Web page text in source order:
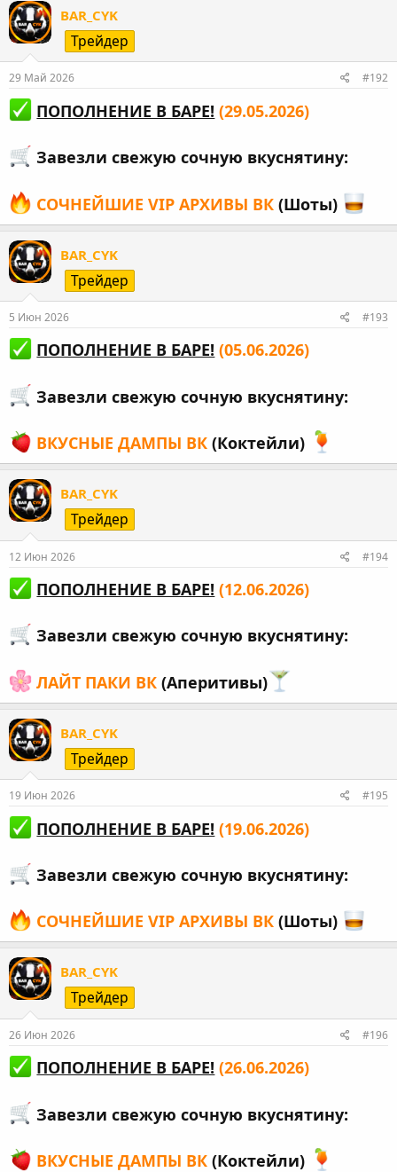
BAR_CYK
Трейдер
29 Май 2026 #192
ПОПОЛНЕНИЕ В БАРЕ! (29.05.2026)
Завезли свежую сочную вкуснятину:
СОЧНЕЙШИЕ VIP АРХИВЫ ВК (Шоты)
BAR_CYK
Трейдер
5 Июн 2026 #193
ПОПОЛНЕНИЕ В БАРЕ! (05.06.2026)
Завезли свежую сочную вкуснятину:
ВКУСНЫЕ ДАМПЫ ВК (Коктейли)
BAR_CYK
Трейдер
12 Июн 2026 #194
ПОПОЛНЕНИЕ В БАРЕ! (12.06.2026)
Завезли свежую сочную вкуснятину:
ЛАЙТ ПАКИ ВК (Аперитивы)
BAR_CYK
Трейдер
19 Июн 2026 #195
ПОПОЛНЕНИЕ В БАРЕ! (19.06.2026)
Завезли свежую сочную вкуснятину:
СОЧНЕЙШИЕ VIP АРХИВЫ ВК (Шоты)
BAR_CYK
Трейдер
26 Июн 2026 #196
ПОПОЛНЕНИЕ В БАРЕ! (26.06.2026)
Завезли свежую сочную вкуснятину:
ВКУСНЫЕ ДАМПЫ ВК (Коктейли)